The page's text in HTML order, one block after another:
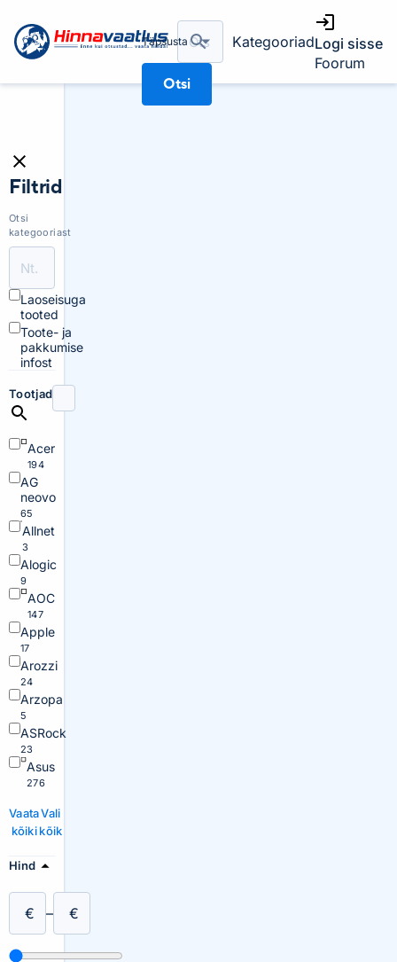
Täpsusta
Otsi
KategooriadLogi sisse
Foorum
Filtrid
Otsi
kategooriast
Laoseisuga
tooted
Toote- ja
pakkumise
infost
Tootjad
Acer
194
AG
neovo
65
Allnet
3
Alogic
9
AOC
147
Apple
17
Arozzi
24
Arzopa
5
ASRock
23
Asus
276
Vaata
kõiki
Vali
kõik
Hind
€ – €